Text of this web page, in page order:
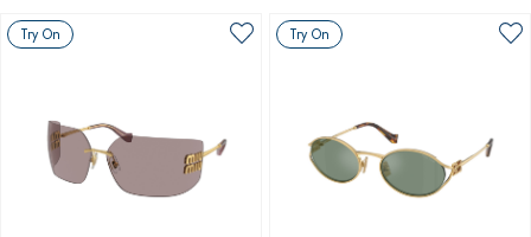
Try On Try On